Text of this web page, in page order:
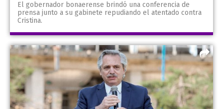
El gobernador bonaerense brindó una conferencia de
prensa junto a su gabinete repudiando el atentado contra
Cristina.